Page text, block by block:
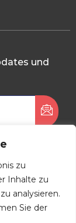
zu
Inhalte zu
analysieren.
Sie der
und